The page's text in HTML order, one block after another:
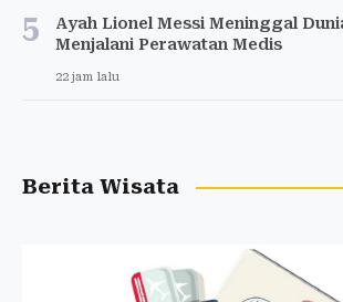
5
Ayah Lionel Messi Meninggal
Menjalani Perawatan Medis
22 jam lalu
Berita Wisata